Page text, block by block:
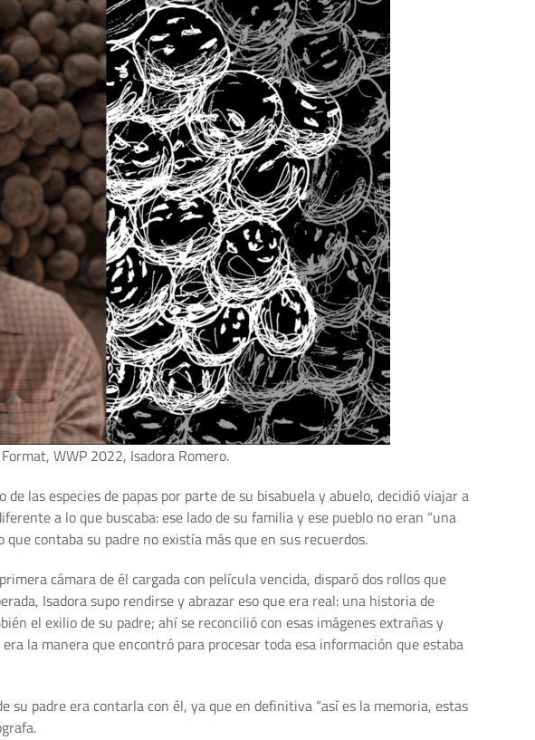
WWP 2022, Isadora Romero.
las especies de papas por parte de su bisabuela y abuelo, decidió viajar a
a lo que buscaba: ese lado de su familia y ese pueblo no eran “una
contaba su padre no existía más que en sus recuerdos.
cámara de él cargada con película vencida, disparó dos rollos que
Isadora supo rendirse y abrazar eso que era real: una historia de
el exilio de su padre; ahí se reconcilió con esas imágenes extrañas y
la manera que encontró para procesar toda esa información que estaba
padre era contarla con él, ya que en definitiva “así es la memoria, estas